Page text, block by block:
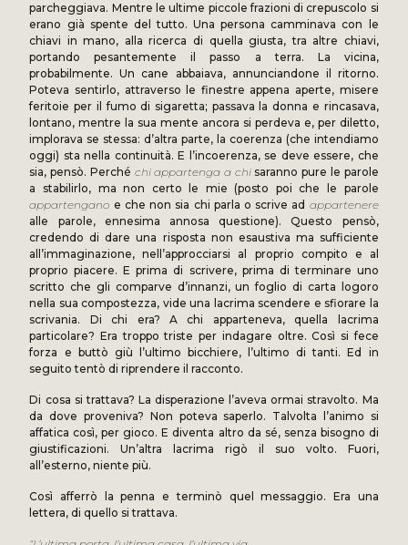
parcheggiava. Mentre le ultime piccole frazioni di crepuscolo si
erano già spente del tutto. Una persona camminava con le
chiavi in mano, alla ricerca di quella giusta, tra altre chiavi,
portando pesantemente il passo a terra. La vicina,
probabilmente. Un cane abbaiava, annunciandone il ritorno.
Poteva sentirlo, attraverso le finestre appena aperte, misere
feritoie per il fumo di sigaretta; passava la donna e rincasava,
lontano, mentre la sua mente ancora si perdeva e, per diletto,
implorava se stessa: d’altra parte, la coerenza (che intendiamo
oggi) sta nella continuità. E l’incoerenza, se deve essere, che
sia, pensò. Perché chi appartenga a chi saranno pure le parole
a stabilirlo, ma non certo le mie (posto poi che le parole
appartengano e che non sia chi parla o scrive ad appartenere
alle parole, ennesima annosa questione). Questo pensò,
credendo di dare una risposta non esaustiva ma sufficiente
all’immaginazione, nell’approcciarsi al proprio compito e al
proprio piacere. E prima di scrivere, prima di terminare uno
scritto che gli comparve d’innanzi, un foglio di carta logoro
nella sua compostezza, vide una lacrima scendere e sfiorare la
scrivania. Di chi era? A chi apparteneva, quella lacrima
particolare? Era troppo triste per indagare oltre. Così si fece
forza e buttò giù l’ultimo bicchiere, l’ultimo di tanti. Ed in
seguito tentò di riprendere il racconto.
Di cosa si trattava? La disperazione l’aveva ormai stravolto. Ma
da dove proveniva? Non poteva saperlo. Talvolta l’animo si
affatica così, per gioco. E diventa altro da sé, senza bisogno di
giustificazioni. Un’altra lacrima rigò il suo volto. Fuori,
all’esterno, niente più.
Così afferrò la penna e terminò quel messaggio. Era una
lettera, di quello si trattava.